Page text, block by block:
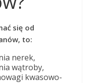
się od
to:
nerek,
wątroby,
kwasowo-